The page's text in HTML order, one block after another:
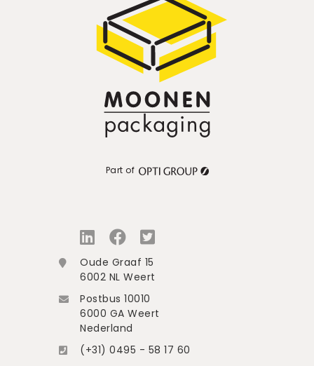
Part of
Oude Graaf 15
6002 NL Weert
Postbus 10010
6000 GA Weert
Nederland
(+31) 0495 - 58 17 60